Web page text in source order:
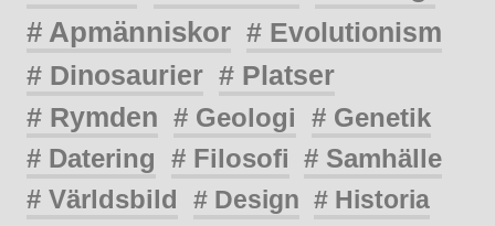
# Apmänniskor # Evolutionism
# Dinosaurier # Platser
# Rymden # Geologi # Genetik
# Datering # Filosofi # Samhälle
# Världsbild
# Design # Historia